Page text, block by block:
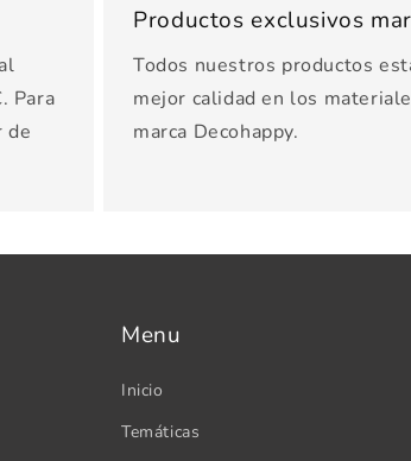
Para
de
Productos exclusivos
Todos nuestros productos
mejor calidad en los
marca Decohappy.
Menu
Inicio
Temáticas